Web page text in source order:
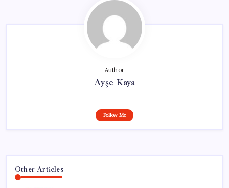
Author
Ayşe Kaya
Follow Me
Other Articles